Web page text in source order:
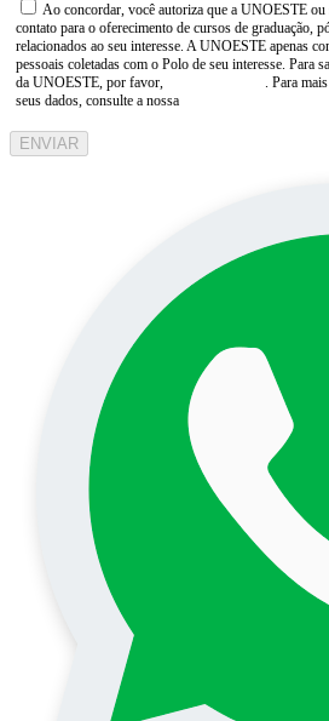
Ao concordar, você autoriza que a UNOESTE ou
contato para o oferecimento de cursos de graduação,
relacionados ao seu interesse. A UNOESTE apenas
pessoais coletadas com o Polo de seu interesse. Para
da UNOESTE, por favor,
. Para
seus dados, consulte a nossa
ENVIAR